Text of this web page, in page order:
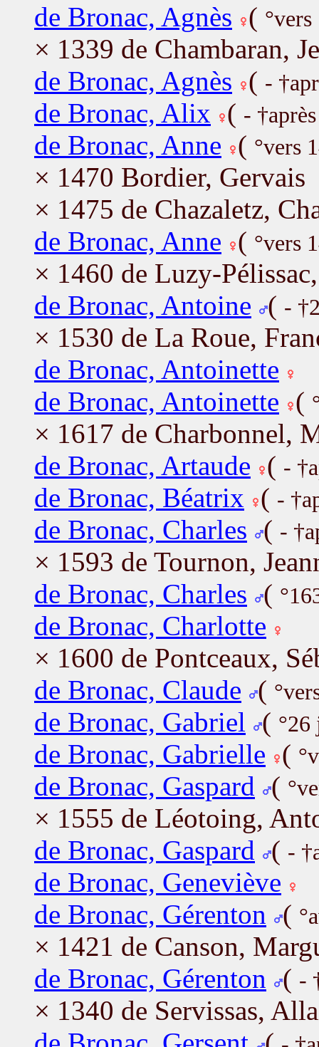
de Bronac, Agnès (
× 1339 de Chambaran,
de Bronac, Agnès ( -
de Bronac, Alix ( -
de Bronac, Anne ( °vers
× 1470 Bordier, Gervais
× 1475 de Chazaletz,
de Bronac, Anne ( °vers
× 1460 de Luzy-
de Bronac, Antoine ( -
× 1530 de La Roue,
de Bronac, Antoinette
de Bronac, Antoinette (
× 1617 de Charbonnel,
de Bronac, Artaude ( -
de Bronac, Béatrix ( -
de Bronac, Charles ( -
× 1593 de Tournon,
de Bronac, Charles (
de Bronac, Charlotte
× 1600 de Pontceaux,
de Bronac, Claude (
de Bronac, Gabriel (
de Bronac, Gabrielle (
de Bronac, Gaspard (
× 1555 de Léotoing,
de Bronac, Gaspard
( -
de Bronac, Geneviève
de Bronac, Gérenton
(
× 1421 de Canson,
de Bronac, Gérenton
( -
× 1340 de Servissas,